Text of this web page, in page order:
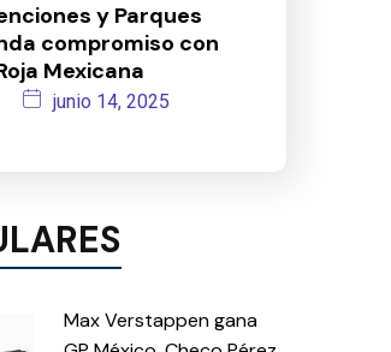
y Parques
compromiso con
Mexicana
junio 14, 2025
Max Verstappen gana